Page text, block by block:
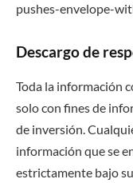
pushes-envelope-
Descargo de
Toda la información
solo con fines de
de inversión.
información que se
estrictamente bajo